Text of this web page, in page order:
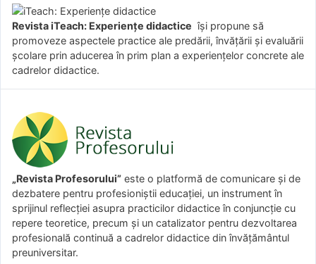
Revista iTeach: Experienţe didactice îşi propune să
promoveze aspectele practice ale predării, învăţării şi evaluării
şcolare prin aducerea în prim plan a experienţelor concrete ale
cadrelor didactice.
„Revista Profesorului” este o platformă de comunicare și de
dezbatere pentru profesioniștii educației, un instrument în
sprijinul reflecției asupra practicilor didactice în conjuncție cu
repere teoretice, precum și un catalizator pentru dezvoltarea
profesională continuă a cadrelor didactice din învățământul
preuniversitar.